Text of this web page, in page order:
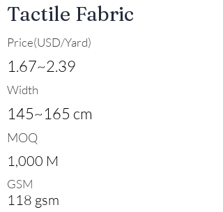
Tactile Fabric
Price(USD/Yard)
1.67~2.39
Width
145~165 cm
MOQ
1,000 M
GSM
118 gsm